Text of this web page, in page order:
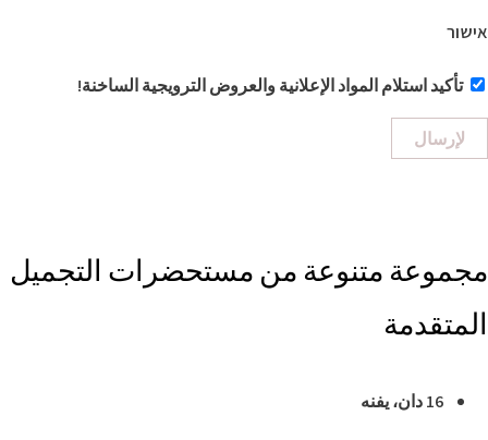
אישור
تأكيد استلام المواد الإعلانية والعروض الترويجية الساخنة!
لإرسال
مجموعة متنوعة من مستحضرات التجميل
المتقدمة
16 دان، يفنه